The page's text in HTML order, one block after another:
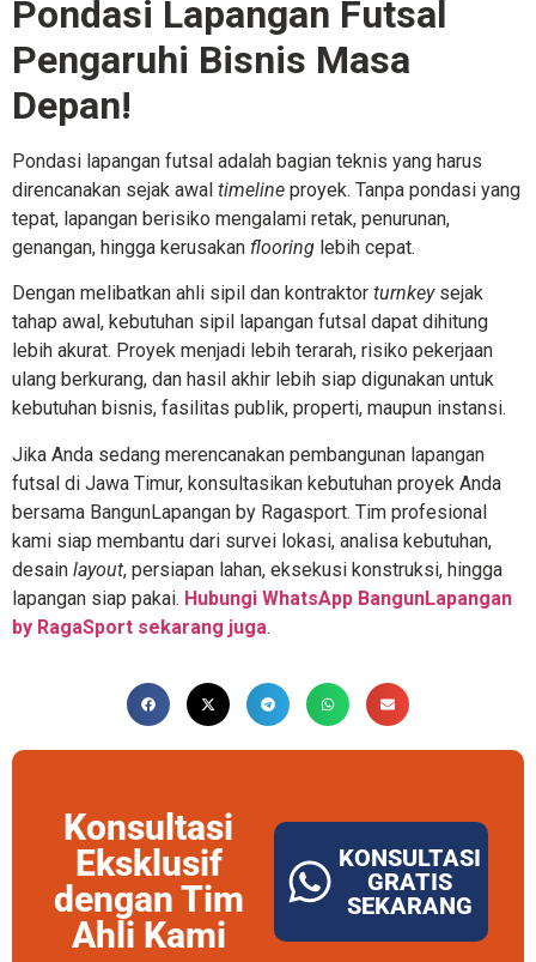
Pondasi Lapangan Futsal
Pengaruhi Bisnis Masa
Depan!
Pondasi lapangan futsal adalah bagian teknis yang harus
direncanakan sejak awal timeline proyek. Tanpa pondasi yang
tepat, lapangan berisiko mengalami retak, penurunan,
genangan, hingga kerusakan flooring lebih cepat.
Dengan melibatkan ahli sipil dan kontraktor turnkeysejak
tahap awal, kebutuhan sipil lapangan futsal dapat dihitung
lebih akurat. Proyek menjadi lebih terarah, risiko pekerjaan
ulang berkurang, dan hasil akhir lebih siap digunakan untuk
kebutuhan bisnis, fasilitas publik, properti, maupun instansi.
Jika Anda sedang merencanakan pembangunan lapangan
futsal di Jawa Timur, konsultasikan kebutuhan proyek Anda
bersama BangunLapangan by Ragasport. Tim profesional
kami siap membantu dari survei lokasi, analisa kebutuhan,
desain layout, persiapan lahan, eksekusi konstruksi, hingga
lapangan siap pakai. Hubungi WhatsApp BangunLapangan
by RagaSport sekarang juga.
Konsultasi
Eksklusif
dengan Tim
Ahli Kami
KONSULTASI
GRATIS
SEKARANG